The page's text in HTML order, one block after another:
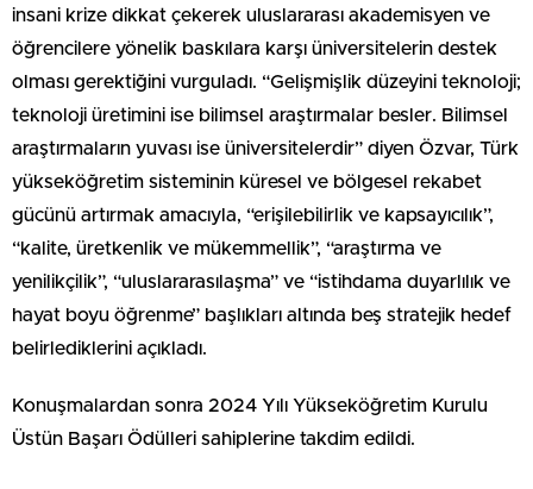
insani krize dikkat çekerek uluslararası akademisyen ve
öğrencilere yönelik baskılara karşı üniversitelerin destek
olması gerektiğini vurguladı. “Gelişmişlik düzeyini teknoloji;
teknoloji üretimini ise bilimsel araştırmalar besler. Bilimsel
araştırmaların yuvası ise üniversitelerdir” diyen Özvar, Türk
yükseköğretim sisteminin küresel ve bölgesel rekabet
gücünü artırmak amacıyla, “erişilebilirlik ve kapsayıcılık”,
“kalite, üretkenlik ve mükemmellik”, “araştırma ve
yenilikçilik”, “uluslararasılaşma” ve “istihdama duyarlılık ve
hayat boyu öğrenme” başlıkları altında beş stratejik hedef
belirlediklerini açıkladı.
Konuşmalardan sonra 2024 Yılı Yükseköğretim Kurulu
Üstün Başarı Ödülleri sahiplerine takdim edildi.